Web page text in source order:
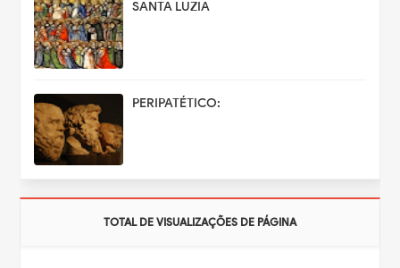
SANTA LUZIA
PERIPATÉTICO:
TOTAL DE VISUALIZAÇÕES DE PÁGINA